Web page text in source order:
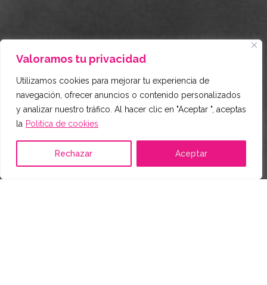
Valoramos tu privacidad
Utilizamos cookies para mejorar tu experiencia de
navegación, ofrecer anuncios o contenido personalizados
y analizar nuestro tráfico. Al hacer clic en "Aceptar ", aceptas
la Politica de cookies
Rechazar Aceptar